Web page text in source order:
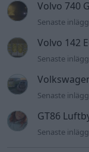
Volvo 740
Senaste
Volvo 142
Senaste
Senaste
GT86
Senaste